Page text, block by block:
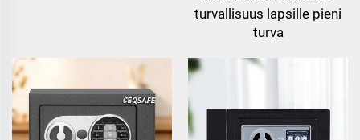
turvallisuus lapsille pieni
turva